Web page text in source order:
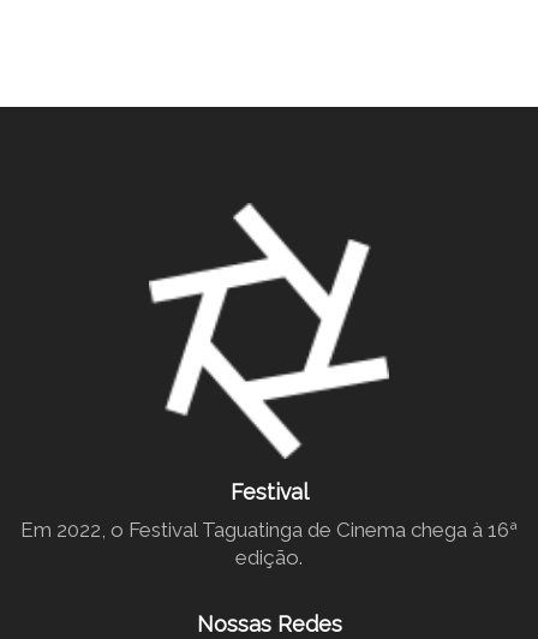
Festival
Em 2022, o Festival Taguatinga de Cinema chega à 16ª
edição.
Nossas Redes